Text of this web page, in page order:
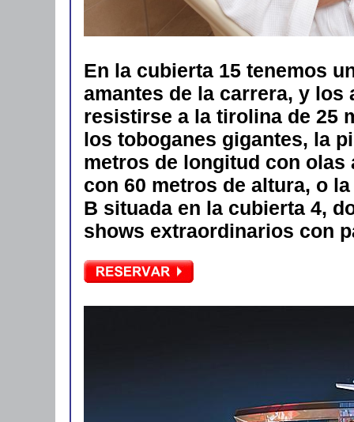
En la cubierta 15 tenemos
amantes de la carrera, y los
resistirse a la tirolina de 25
los toboganes gigantes, la
metros de longitud con
con 60 metros de altura, o
B situada en la cubierta 4,
shows extraordinarios con